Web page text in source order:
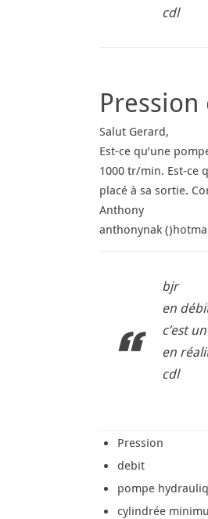
cdl
Salut Gerard,
Est-ce qu’une
1000 tr/min. Est-ce
placé à sa sortie.
Anthony
anthonynak
bjr
en
c’est
en
cdl
Pression
debit
pompe
cylindrée